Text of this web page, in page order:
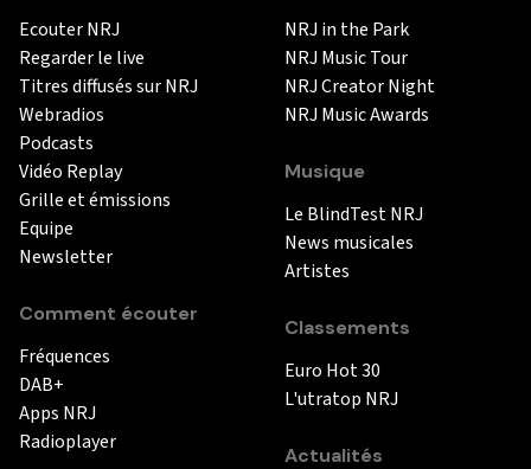
Ecouter NRJ
Regarder le live
Titres diffusés sur NRJ
Webradios
Podcasts
Vidéo Replay
Grille et émissions
Equipe
Newsletter
Comment écouter
Fréquences
DAB+
Apps NRJ
Radioplayer
NRJ in the Park
NRJ Music Tour
NRJ Creator Night
NRJ Music Awards
Musique
Le BlindTest NRJ
News musicales
Artistes
Classements
Euro Hot 30
L'utratop NRJ
Actualités